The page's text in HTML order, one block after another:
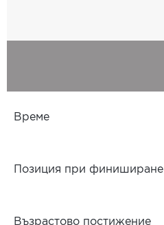
Време
Позиция при финиширане
Възрастово постижение